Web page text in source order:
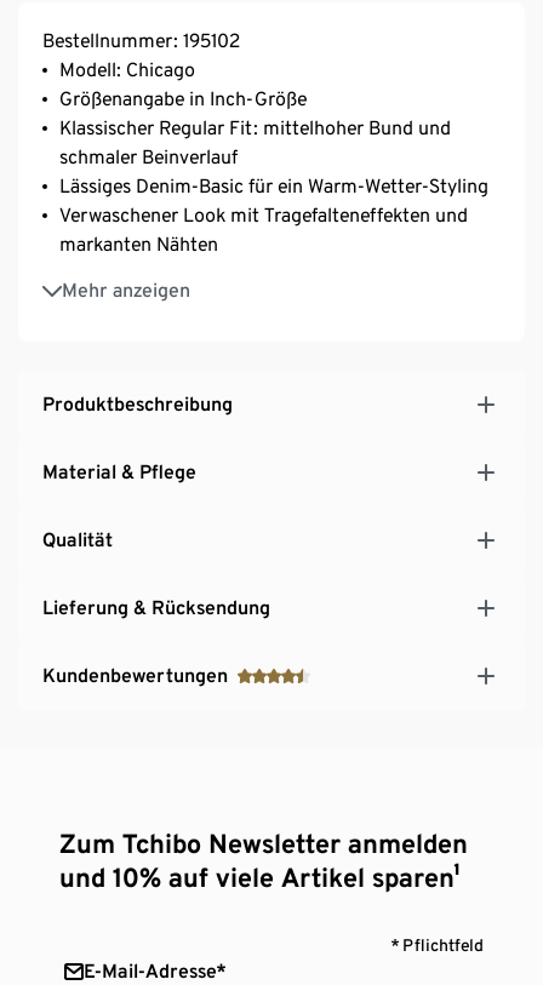
Bestellnummer: 195102
Modell: Chicago
Größenangabe in Inch-Größe
Klassischer Regular Fit: mittelhoher Bund und
schmaler Beinverlauf
Lässiges Denim-Basic für ein Warm-Wetter-Styling
Verwaschener Look mit Tragefalteneffekten und
markanten Nähten
Mehr anzeigen
2 große Vordertaschen
gekrempelte Beinsäume für ein wirkungsvolles
Produktbeschreibung
Material & Pflege
Qualität
Lieferung & Rücksendung
Kundenbewertungen
Zum Tchibo Newsletter anmelden
und 10% auf viele Artikel sparen¹
* Pflichtfeld
E-Mail-Adresse*